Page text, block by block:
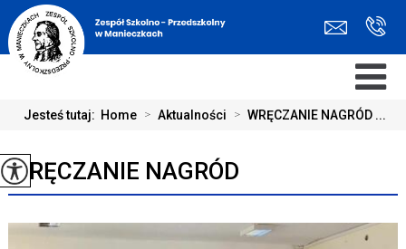
Jesteś tutaj: Home > Aktualności > WRĘCZANIE NAGRÓD ...
WRĘCZANIE NAGRÓD